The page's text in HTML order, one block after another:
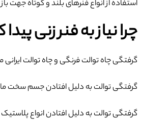
استفاده از انواع فنرهای بلند و کوتاه جهت
چرا نیاز به فنر زنی
گرفتگی چاه توالت فرنگی و چاه توالت
گرفتگی توالت به دلیل افتادن جسم سخت
گرفتگی توالت به دلیل افتادن انواع